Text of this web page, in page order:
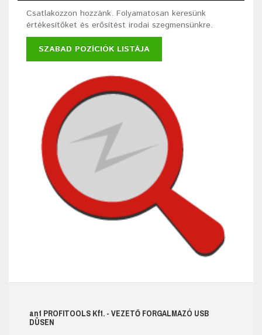
Csatlakozzon hozzánk. Folyamatosan keresünk
értékesítőket és erősítést irodai szegmensünkre.
SZABAD POZÍCIÓK LISTÁJA
ant PROFITOOLS Kft. - VEZETŐ FORGALMAZÓ USB
DÜSEN